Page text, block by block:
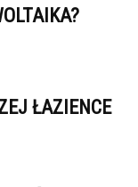
ŁAZIENCE